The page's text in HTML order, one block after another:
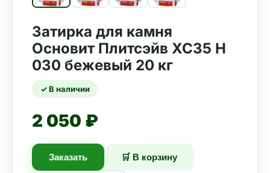
Затирка для камня
Основит Плитсэйв XC35 H
030 бежевый 20 кг
✓ В наличии
2 050 ₽
Заказать 🛒 В корзину